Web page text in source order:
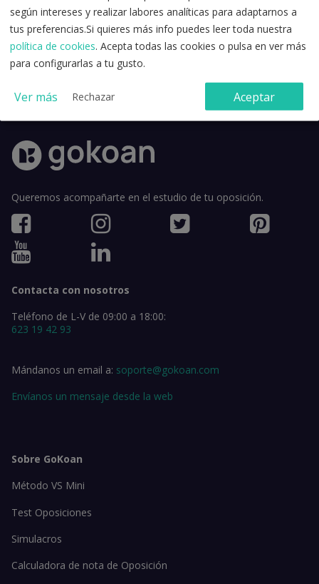
Acepto la política de privacidad
Queremos acompañarte en el estudio de tu oposición.
Contacta con nosotros
Teléfono de L-V de 09:00 a 18:00:
623 19 42 93
Mándanos un email a: soporte@gokoan.com
Envíanos un mensaje desde la web
Sobre GoKoan
Método VS Mini
Test Oposiciones
Simulacros
Calculadora de nota de Oposición
según intereses y realizar labores analíticas para adaptarnos a
tus preferencias.Si quieres más info puedes leer toda nuestra
política de cookies. Acepta todas las cookies o pulsa en ver más
para configurarlas a tu gusto.
Ver más Rechazar Aceptar